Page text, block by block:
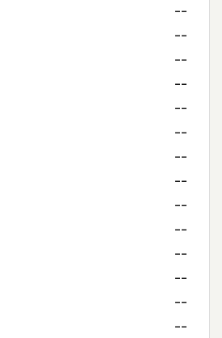
--
--
--
--
--
--
--
--
--
--
--
--
--
--